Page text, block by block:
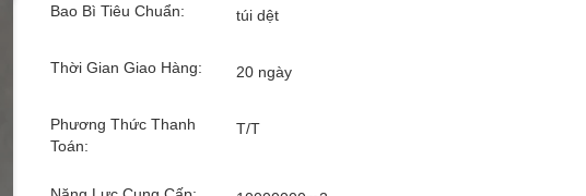
Bao Bì Tiêu Chuẩn: túi dệt
Thời Gian Giao Hàng: 20 ngày
Phương Thức Thanh
Toán:
T/T